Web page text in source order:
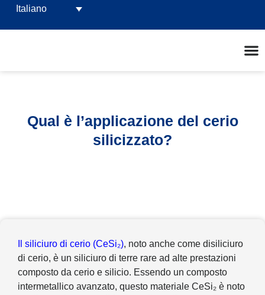
Italiano
Qual è l’applicazione del cerio
silicizzato?
Il siliciuro di cerio (CeSi₂), noto anche come disiliciuro
di cerio, è un siliciuro di terre rare ad alte prestazioni
composto da cerio e silicio. Essendo un composto
intermetallico avanzato, questo materiale CeSi₂ è noto